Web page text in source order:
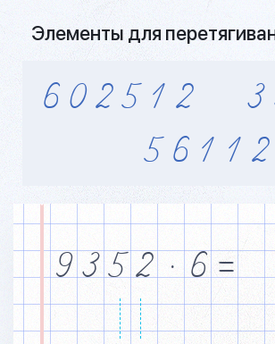
Элементы для
6 0 2 5 1 2 3
5 6 1 1 2
9 3 5 2 · 6 =